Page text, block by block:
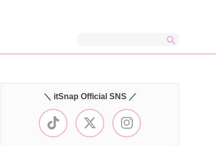
＼ itSnap Official SNS ／